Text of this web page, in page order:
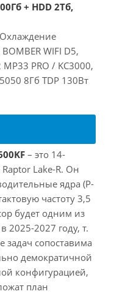
+ HDD 2Тб,
Охлаждение
WIFI D5,
PRO / KC3000,
8Гб TDP 130Вт
– это 14-
Lake-R. Он
ядра (P-
частоту 3,5
будет одним из
2027 году, т.
сопоставима
демократичной
конфигурацией,
план